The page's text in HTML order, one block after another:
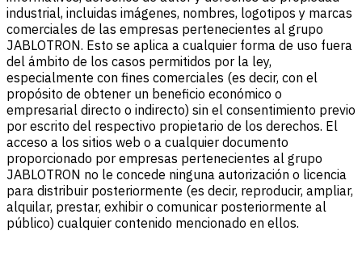
industrial, incluidas imágenes, nombres, logotipos y marcas
comerciales de las empresas pertenecientes al grupo
JABLOTRON. Esto se aplica a cualquier forma de uso fuera
del ámbito de los casos permitidos por la ley,
especialmente con fines comerciales (es decir, con el
propósito de obtener un beneficio económico o
empresarial directo o indirecto) sin el consentimiento previo
por escrito del respectivo propietario de los derechos. El
acceso a los sitios web o a cualquier documento
proporcionado por empresas pertenecientes al grupo
JABLOTRON no le concede ninguna autorización o licencia
para distribuir posteriormente (es decir, reproducir, ampliar,
alquilar, prestar, exhibir o comunicar posteriormente al
público) cualquier contenido mencionado en ellos.